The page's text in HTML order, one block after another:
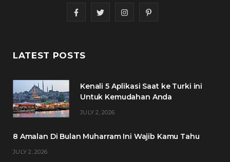
F
c
b
T
t
I
a
P
e
LATEST POSTS
Kenali 5 Aplikasi Saat ke Turki ini
Untuk Kemudahan Anda
JULY 2, 2026
8 Amalan Di Bulan Muharram Ini Wajib Kamu Tahu
JULY 2, 2026